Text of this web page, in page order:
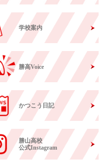
学校案内
勝高Voice
かつこう日記
勝山高校
公式Instagram